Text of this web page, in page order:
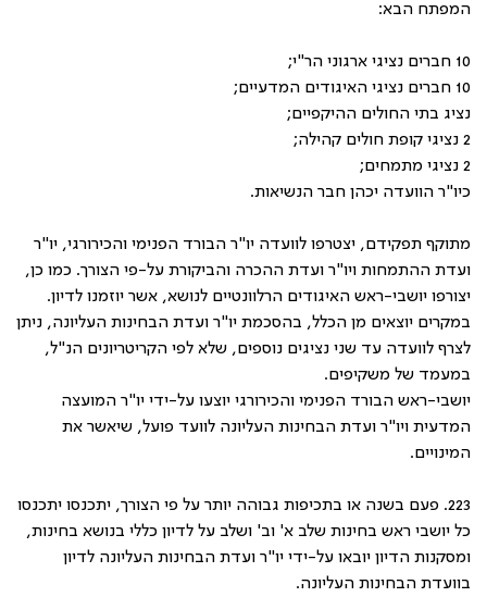
המפתח הבא:
10 חברים נציגי ארגוני הר"י;
10 חברים נציגי האיגודים המדעיים;
נציג בתי החולים ההיקפיים;
2 נציגי קופת חולים קהילה;
2 נציגי מתמחים;
כיו"ר הוועדה יכהן חבר הנשיאות.
מתוקף תפקידם, יצטרפו לוועדה יו"ר הבורד הפנימי והכירורגי, יו"ר
ועדת ההתמחות ויו"ר ועדת ההכרה והביקורת על-פי הצורך. כמו כן,
יצורפו יושבי-ראש האיגודים הרלוונטיים לנושא, אשר יוזמנו לדיון.
במקרים יוצאים מן הכלל, בהסכמת יו"ר ועדת הבחינות העליונה, ניתן
לצרף לוועדה עד שני נציגים נוספים, שלא לפי הקריטריונים הנ"ל,
במעמד של משקיפים.
יושבי-ראש הבורד הפנימי והכירורגי יוצעו על-ידי יו"ר המועצה
המדעית ויו"ר ועדת הבחינות העליונה לוועד פועל, שיאשר את
המינויים.
223. פעם בשנה או בתכיפות גבוהה יותר על פי הצורך, יתכנסו יתכנסו
כל יושבי ראש בחינות שלב א' וב' ושלב על לדיון כללי בנושא בחינות,
ומסקנות הדיון יובאו על-ידי יו"ר ועדת הבחינות העליונה לדיון
בוועדת הבחינות העליונה.